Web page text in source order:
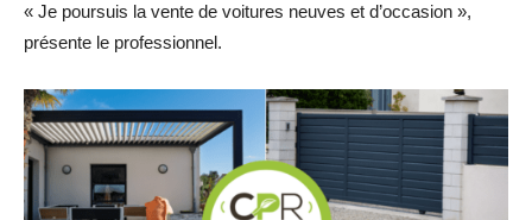
« Je poursuis la vente de voitures neuves et d’occasion »,
présente le professionnel.